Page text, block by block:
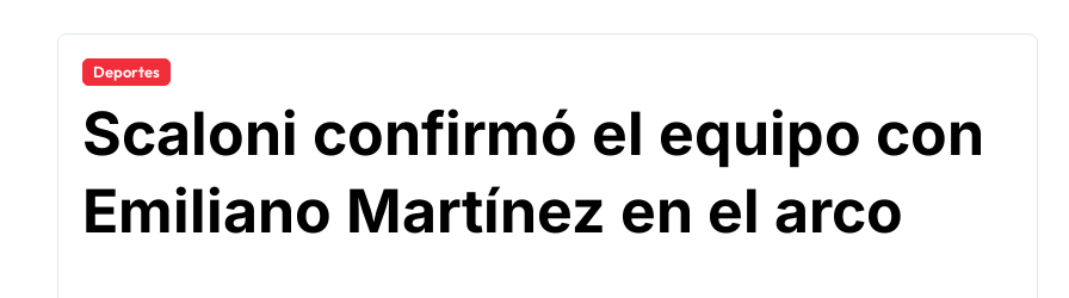
Deportes
Scaloni confirmó el equipo con
Emiliano Martínez en el arco